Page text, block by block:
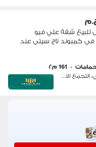
للبيع شقة علي فيو
في كمبوند تاج سيتي عند
• 161 م٢
كومباوند تاج سيتي، التجمع الاول